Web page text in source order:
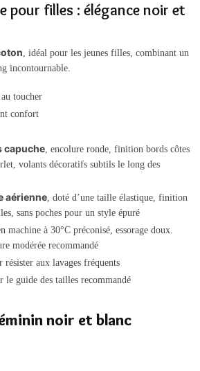
pour filles : élégance noir et
, idéal pour les jeunes filles, combinant un
incontournable.
toucher
confort
capuche, encolure ronde, finition bords côtes
volants décoratifs subtils le long des
aérienne, doté d’une taille élastique, finition
sans poches pour un style épuré
machine à 30°C préconisé, essorage doux.
modérée recommandé
résister aux lavages fréquents
le guide des tailles recommandé
noir et blanc